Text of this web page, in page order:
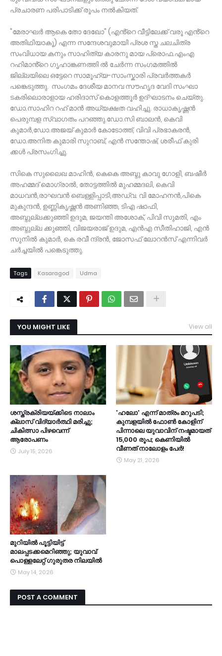
പ്രചാരണ പരിപാടിക്ക് രൂപം നൽകിയത്.
"മേരാഘർ ആകെ തോ ദേഖോ" (എൻ്റെ വീട്ടിലേക്ക് വരൂ എൻ്റെ
അതിഥിയാകൂ) എന്ന സന്ദേശവുമായി പ്രശ സ്ത ചലചിത്ര
സംവിധായ കനും സാഹിത്യ കാരനു മായ പ്രൊഫ.എംഎ
റഹിമാൻ്റെ ഗൃഹാങ്കണത്തി ൽ ചേർന്ന സംഗമത്തിൽ
ജില്ലയിലെ ഒട്ടേറെ സാമൂഹ്യ-സാംസ്കാരി പ്രവർത്തകർ
പങ്കെടുത്തു. സംഗമം ദേശീയ മാനവ സൗഹൃദ വേദി സംഘാ
ടകരിലൊരാളായ ഹരിദാസ് കൊളത്തൂർ ഉദ്ഘാടനം ചെയ്തു.
ഡോ.സാഹിറ റഹ് മാൻ അധ്യക്ഷത വഹിച്ചു. രാധാകൃഷ്ണൻ
പെരുമ്പള സ്വാഗതം പറഞ്ഞു.ഡോ.സി ബാലൻ, കെവി
കുമാർ,ഡോ.അജയ് കുമാർ കോടോത്ത്, വിവി പ്രഭാകരൻ,
ഡോ.അനിത കുമാരി സുറാബ്, എൻ സന്തോഷ്, ശരീഫ് കുരി
ക്കൾ പ്രസംഗിച്ചു.
സികെ സുലൈഖ മാഹിൻ, കെകെ അബ്ദു കാവു ഗോളി, ബഷീർ
അഹമ്മദ് മൊഗ്രാൽ, തോട്ടത്തിൽ മുഹമ്മദലി, കെവി
മാധവൻ,രാഘവൻ ബെള്ളിപ്പാടി,അഡ്വ. വി മോഹനൻ,പികെ
മുകുന്ദൻ, ഉണ്ണികൃഷ്ണൻ അണിഞ്ഞ, ടിഎ ഷാഫി,
അബ്ദുല്ലക്കുഞ്ഞി ഉദുമ, ജയന്തി അശോക്, പിവി സുമതി, എം
അബ്ദുല്ല ക്കുഞ്ഞി, വിജയരാജ് ഉദുമ, എൻഎ സീതിഹാജി, എൻ
സുനിൽ കുമാർ, കെ രവീ ന്ദ്രൻ, ജോസഫ് ലോറൻസ് എന്നിവർ
ചർച്ചയിൽ പങ്കെടുത്തു.
Tags Kasaragod Udma
YOU MIGHT LIKE View all
ശസ്ത്രക്രിയയ്ക്കിടെ നാലാം
ക്ലാസ് വിദ്യാർത്ഥി മരിച്ചു;
ചികിത്സാ പിഴവെന്ന്
ആരോപണം
July 15, 2026
​'ഹലോ' എന്ന് മാത്രം മറുപടി;
കുമ്പളയിൽ ഫോൺ കോളിന്
പിന്നാലെ യുവാവിന് നഷ്ടമായത്
15,000 രൂപ; കെണിയിൽ
വീണത് നാലോളം പേർ!
May 21, 2026
മുറിയില്‍ പൂട്ടിയിട്ട്
മാലപ്പടക്കമെറിഞ്ഞു; യുവാവ്
പൊള്ളലേറ്റ് ഗുരുതര നിലയില്‍
May 14, 2026
POST A COMMENT